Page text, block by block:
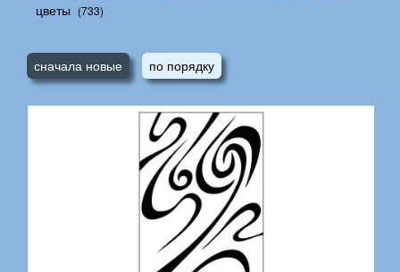
цветы (733)
сначала новые по порядку